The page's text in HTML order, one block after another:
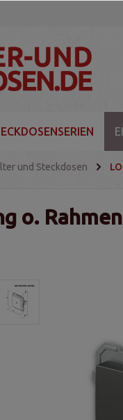
und Steckdosen
o.